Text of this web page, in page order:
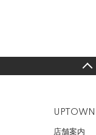
UPTOWN
店舗案内